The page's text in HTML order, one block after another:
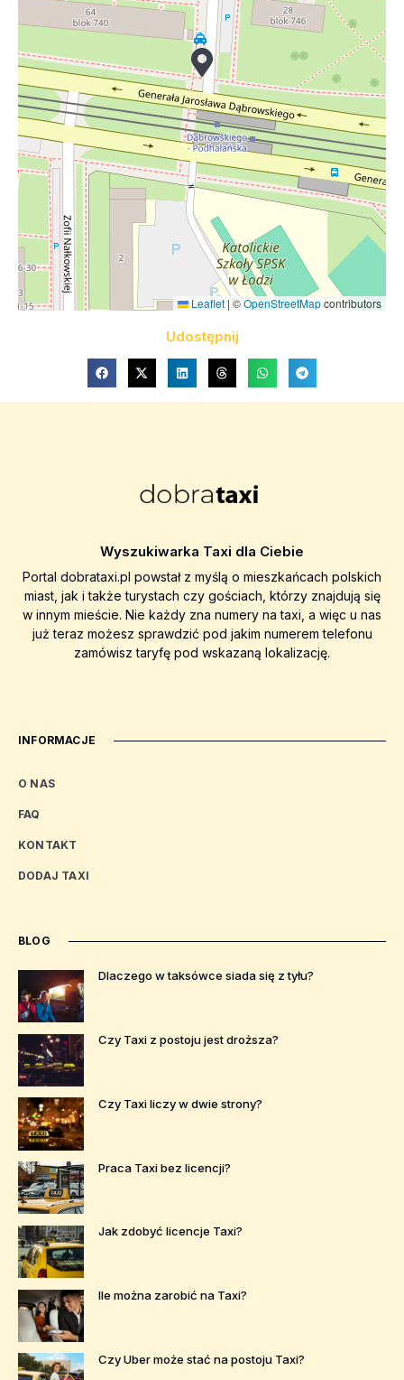
Leaflet | ©OpenStreetMapcontributors
Udostępnij
Wyszukiwarka Taxi dla Ciebie
Portal dobrataxi.pl powstał z myślą o mieszkańcach polskich
miast, jak i także turystach czy gościach, którzy znajdują się
w innym mieście. Nie każdy zna numery na taxi, a więc u nas
już teraz możesz sprawdzić pod jakim numerem telefonu
zamówisz taryfę pod wskazaną lokalizację.
INFORMACJE
O NAS
FAQ
KONTAKT
DODAJ TAXI
BLOG
Dlaczego w taksówce siada się z tyłu?
Czy Taxi z postoju jest droższa?
Czy Taxi liczy w dwie strony?
Praca Taxi bez licencji?
Jak zdobyć licencje Taxi?
Ile można zarobić na Taxi?
Czy Uber może stać na postoju Taxi?